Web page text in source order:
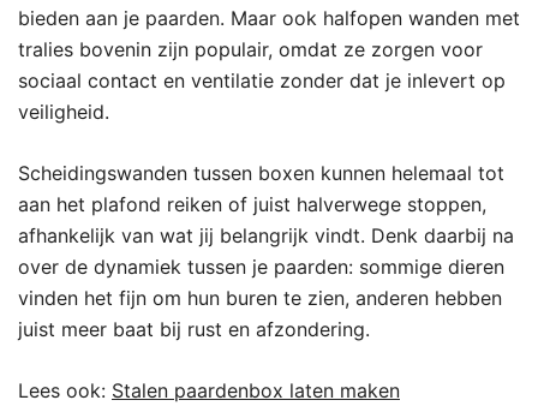
bieden aan je paarden. Maar ook halfopen wanden met
tralies bovenin zijn populair, omdat ze zorgen voor
sociaal contact en ventilatie zonder dat je inlevert op
veiligheid.
Scheidingswanden tussen boxen kunnen helemaal tot
aan het plafond reiken of juist halverwege stoppen,
afhankelijk van wat jij belangrijk vindt. Denk daarbij na
over de dynamiek tussen je paarden: sommige dieren
vinden het fijn om hun buren te zien, anderen hebben
juist meer baat bij rust en afzondering.
Lees ook: Stalen paardenbox laten maken